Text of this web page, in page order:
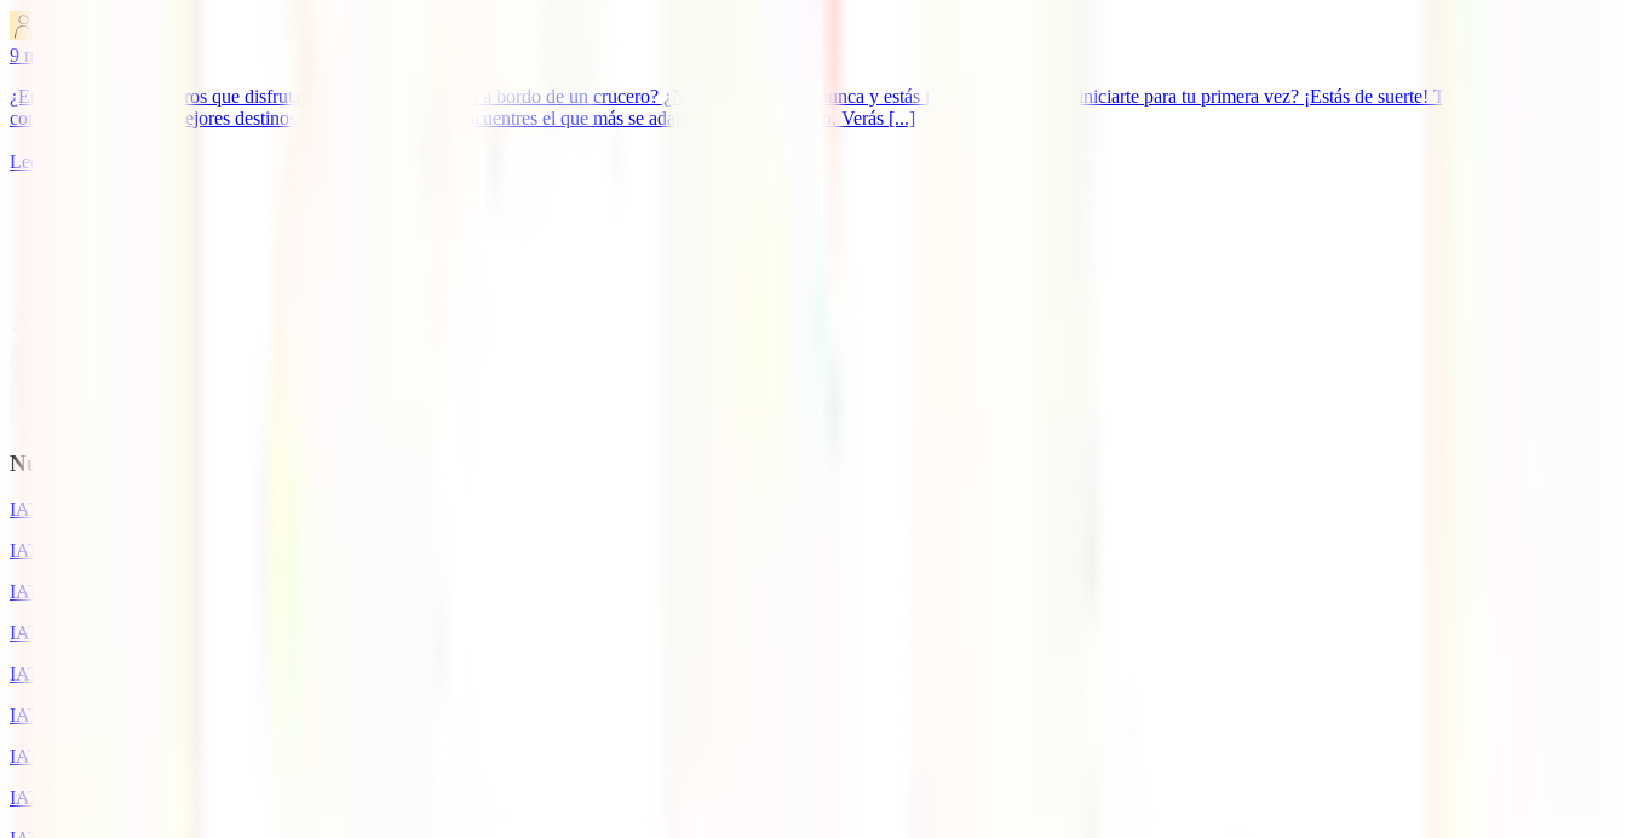
9 minutos de lectura
¿Eres de aquellos viajeros que disfrutan explorando el mundo a bordo de un crucero? ¿No lo has probado nunca y estás investigando dónde iniciarte para tu primera vez? ¡Estás de suerte! Te traemos esta
completa guía de los mejores destinos de crucero para que encuentres el que más se adapta a tu viaje soñado. Verás [...]
Leer más
Nuestros seguros
IATI Estrella
IATI Estándar
IATI Mochilero
IATI Básico
IATI Escapadas
IATI Familia
IATI Grandes Viajeros
IATI Anual Multiviaje